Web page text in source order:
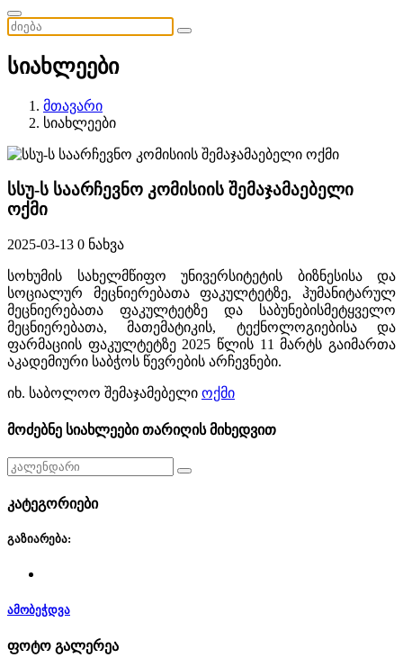
სიახლეები
მთავარი
სიახლეები
სსუ-ს საარჩევნო კომისიის შემაჯამაებელი
ოქმი
2025-03-13 0 ნახვა
სოხუმის სახელმწიფო უნივერსიტეტის ბიზნესისა და
სოციალურ მეცნიერებათა ფაკულტეტზე, ჰუმანიტარულ
მეცნიერებათა ფაკულტეტზე და საბუნებისმეტყველო
მეცნიერებათა, მათემატიკის, ტექნოლოგიებისა და
ფარმაციის ფაკულტეტზე 2025 წლის 11 მარტს გაიმართა
აკადემიური საბჭოს წევრების არჩევნები.
იხ. საბოლოო შემაჯამებელი ოქმი
მოძებნე სიახლეები თარიღის მიხედვით
კატეგორიები
გაზიარება:
ამობეჭდვა
ფოტო გალერეა